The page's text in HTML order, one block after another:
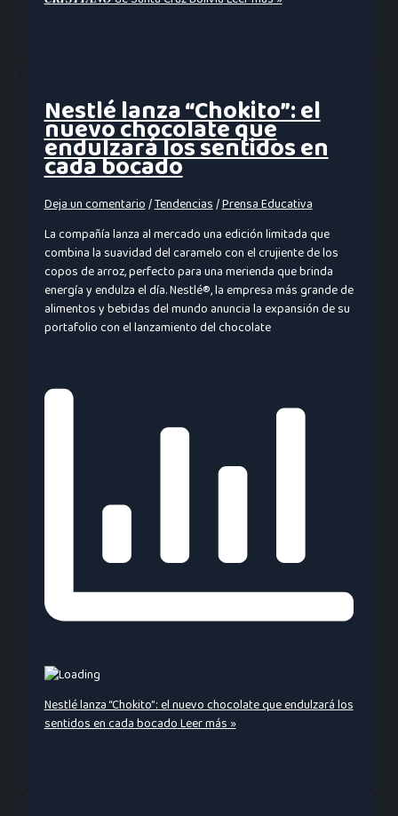
Nestlé lanza “Chokito”: el
nuevo chocolate que
endulzará los sentidos en
cada bocado
Deja un comentario/Tendencias/Prensa Educativa
La compañía lanza al mercado una edición limitada que
combina la suavidad del caramelo con el crujiente de los
copos de arroz, perfecto para una merienda que brinda
energía y endulza el día. Nestlé®, la empresa más grande de
alimentos y bebidas del mundo anuncia la expansión de su
portafolio con el lanzamiento del chocolate
Nestlé lanza “Chokito”: el nuevo chocolate que endulzará los
sentidos en cada bocadoLeer más »